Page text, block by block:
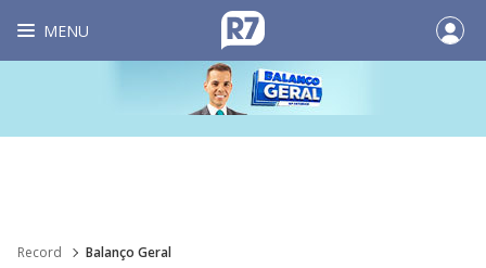
MENU
Record Balanço Geral